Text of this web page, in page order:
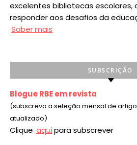
excelentes bibliotecas escolares,
responder aos desafios da
Saber mais
SUBSCRIÇÃO
Blogue RBE em revista
(subscreva a seleção mensal de
atualizado)
Clique aqui para subscrever